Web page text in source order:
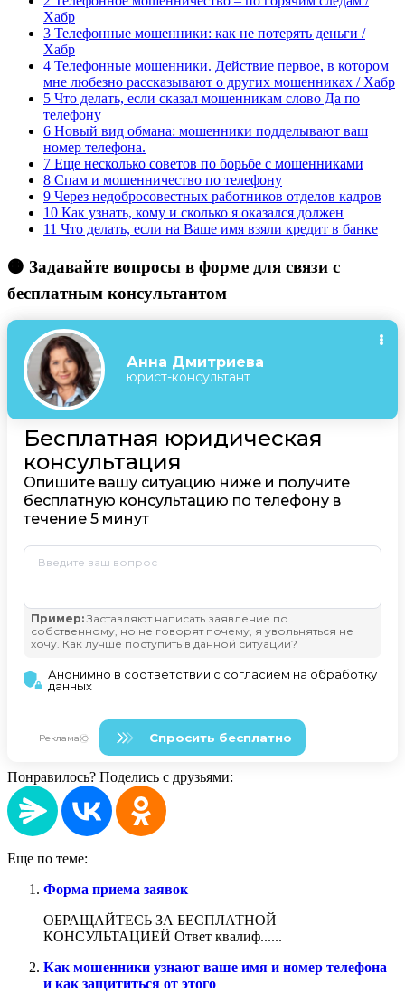
Хабр
3 Телефонные мошенники: как не потерять деньги /
Хабр
4 Телефонные мошенники. Действие первое, в котором
мне любезно рассказывают о других мошенниках / Хабр
5 Что делать, если сказал мошенникам слово Да по
телефону
6 Новый вид обмана: мошенники подделывают ваш
номер телефона.
7 Еще несколько советов по борьбе с мошенниками
8 Спам и мошенничество по телефону
9 Через недобросовестных работников отделов кадров
10 Как узнать, кому и сколько я оказался должен
11 Что делать, если на Ваше имя взяли кредит в банке
🟠 Задавайте вопросы в форме для связи с
бесплатным консультантом
Понравилось? Поделись с друзьями:
Еще по теме:
Форма приема заявок
ОБРАЩАЙТЕСЬ ЗА БЕСПЛАТНОЙ
КОНСУЛЬТАЦИЕЙ Ответ квалиф......
Как мошенники узнают ваше имя и номер телефона
и как защититься от этого